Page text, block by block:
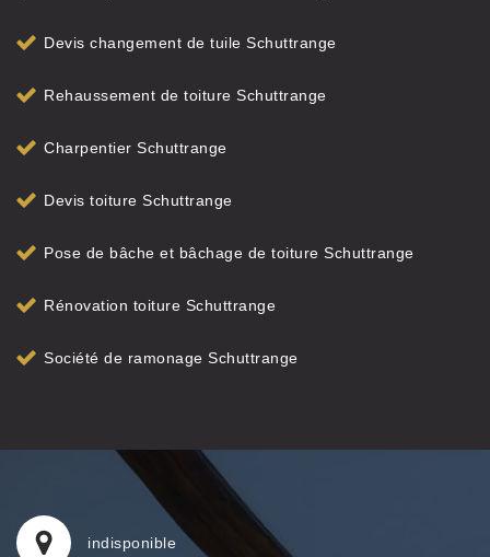
Devis changement de tuile Schuttrange
Rehaussement de toiture Schuttrange
Charpentier Schuttrange
Devis toiture Schuttrange
Pose de bâche et bâchage de toiture Schuttrange
Rénovation toiture Schuttrange
Société de ramonage Schuttrange
indisponible